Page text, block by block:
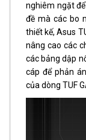
nghiêm ngặt
đề mà các bo
thiết kế, Asus
nâng cao các
các bảng dập
cáp để phản
của dòng TUF